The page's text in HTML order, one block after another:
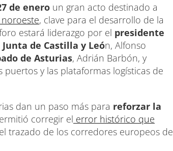
de enero un gran acto destinado a
, clave para el desarrollo de la
estará liderazgo por el presidente
de Castilla y León, Alfonso
de Asturias, Adrián Barbón, y
y las plataformas logísticas de
dan un paso más para reforzar la
corregir el error histórico que
trazado de los corredores europeos de